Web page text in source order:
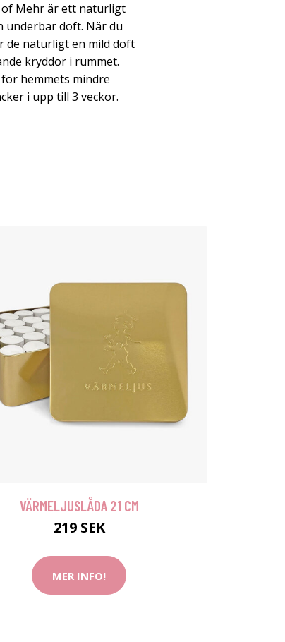
Mehr är ett naturligt
underbar doft. När du
de naturligt en mild doft
kryddor i rummet.
hemmets mindre
i upp till 3 veckor.
VÄRMELJUSLÅDA 21 CM
219 SEK
MER INFO!